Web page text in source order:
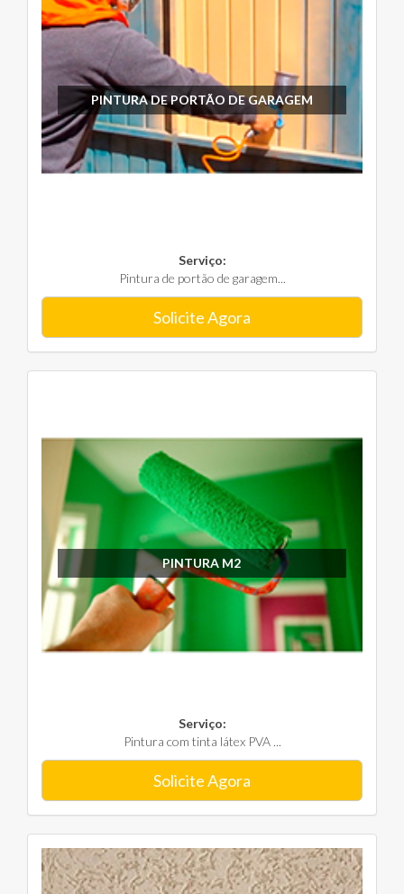
PINTURA DE PORTÃO DE GARAGEM
Serviço:
Pintura de portão de garagem...
Solicite Agora
PINTURA M2
Serviço:
Pintura com tinta látex PVA ...
Solicite Agora